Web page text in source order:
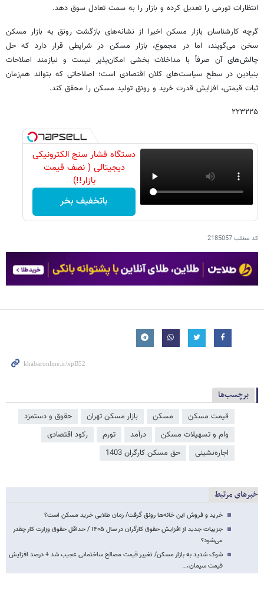
انتظارات تورمی را تعدیل کرده و بازار را به سمت تعادل سوق دهد.
گرچه کارشناسان بازار مسکن اخیرا از نشانه‌های بازگشت رونق به بازار مسکن
سخن می‌گویند، اما در مجموع، بازار مسکن در شرایطی قرار دارد که حل
چالش‌های آن صرفاً با مداخلات بخشی امکان‌پذیر نیست و نیازمند اصلاحات
بنیادین در سطح سیاست‌های کلان اقتصادی است؛ اصلاحاتی که بتواند هم‌زمان
ثبات قیمتی، افزایش قدرت خرید و رونق تولید مسکن را محقق کند.
۲۲۳۲۲۵
دستگاه فشار سنج الکترونیکی
دیجیتالی ( نصف قیمت
بازار!!)
باتخفیف بخر
کد مطلب2185057
برچسب‌ها
قیمت مسکن مسکن بازار مسکن تهران
حقوق و دستمزد
وام و تسهیلات مسکن
درآمد تورم
رکود اقتصادی
اجاره‌نشینی
حق مسکن کارگران 1403
خبرهای مرتبط
خرید و فروش این خانه‌ها رونق گرفت/ زمان طلایی خرید مسکن است؟
جزییات جدید از افزایش حقوق کارگران در سال ۱۴۰۵ / حداقل حقوق وزارت کار چقدر
می‌شود؟
شوک شدید به بازار مسکن/ تغییر قیمت مصالح ساختمانی عجیب شد + درصد افزایش
قیمت سیمان،…